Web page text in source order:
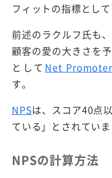
フィットの指標とし
前述のラクルフ氏も
顧客の愛の大きさを
として Net
す。
NPSは、スコア40点
ている」とされていま
NPSの計算方法